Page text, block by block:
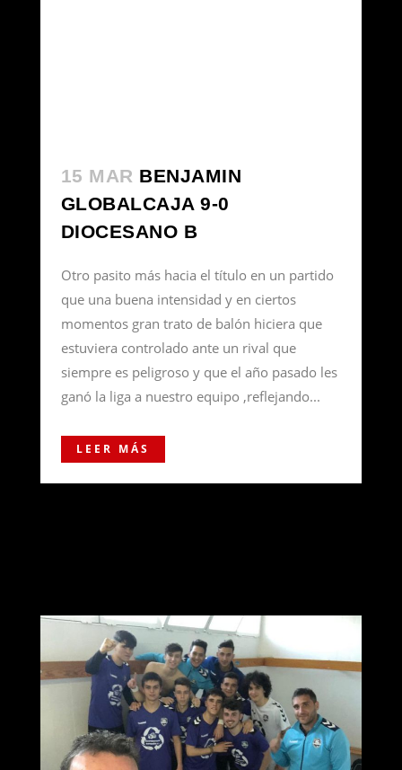
15 MAR BENJAMIN
GLOBALCAJA 9-0
DIOCESANO B
Otro pasito más hacia el título en un partido
que una buena intensidad y en ciertos
momentos gran trato de balón hiciera que
estuviera controlado ante un rival que
siempre es peligroso y que el año pasado les
ganó la liga a nuestro equipo ,reflejando...
LEER MÁS